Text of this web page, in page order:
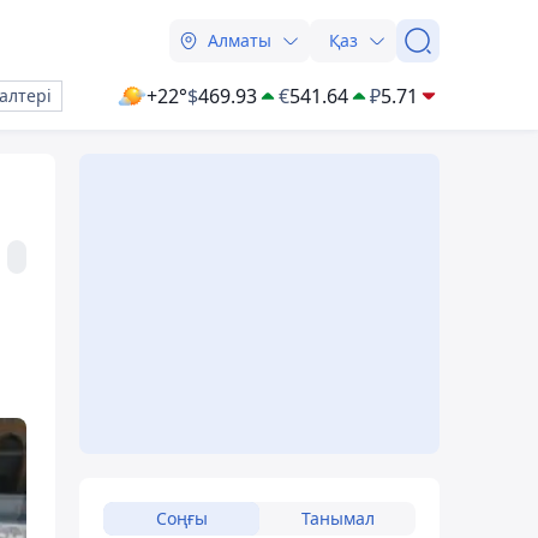
Алматы Қаз
+22°$469.93 €541.64 ₽5.71
Соңғы Танымал